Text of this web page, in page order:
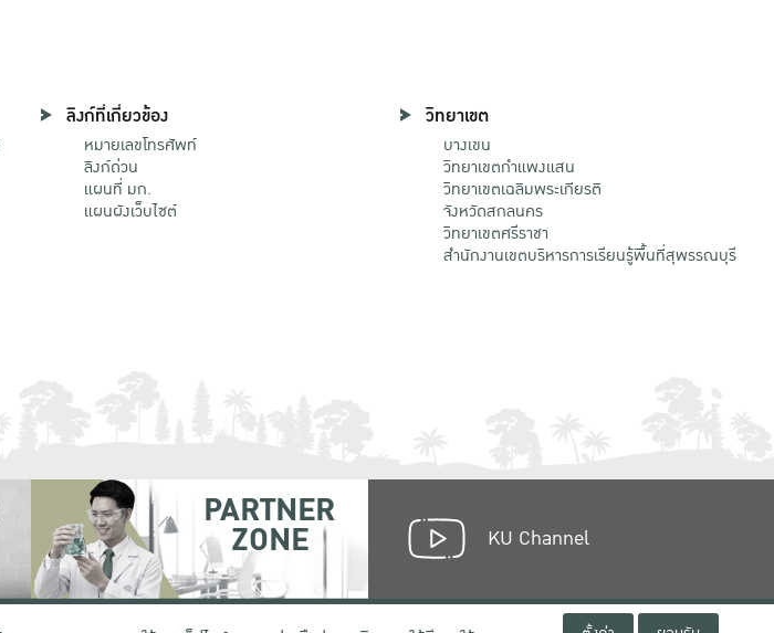
ลิงก์ที่เกี่ยวข้อง
หมายเลขโทรศัพท์
ลิงก์ด่วน
แผนที่ มก.
แผนผังเว็บไซต์
วิทยาเขต
บางเขน
วิทยาเขตกําแพงแสน
วิทยาเขตเฉลิมพระเกียรติ
จังหวัดสกลนคร
วิทยาเขตศรีราชา
สำนักงานเขตบริหารการเรียนรู้พื้นที่สุพรรณบุรี
PARTNER
ZONE KU Channel